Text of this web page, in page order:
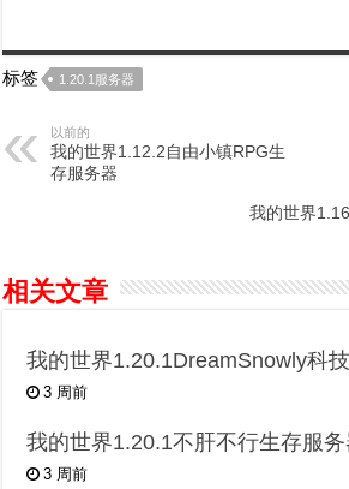
标签 1.20.1服务器
以前的
我的世界1.12.2自由小镇RPG生
存服务器
我的世界
相关文章
我的世界1.20.1DreamSnowly科
3 周前
我的世界1.20.1不肝不行生存服务
3 周前